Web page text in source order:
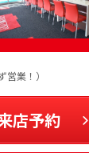
業！）
店予約